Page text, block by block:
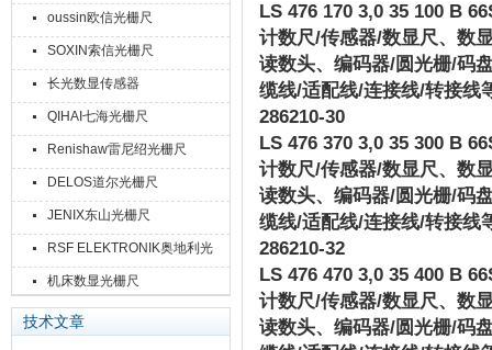
oussin欧信光栅尺
SOXIN索信光栅尺
长光数显传感器
QIHAI七海光栅尺
Renishaw雷尼绍光栅尺
DELOS道尔光栅尺
JENIX东山光栅尺
RSF ELEKTRONIK奥地利光
栅尺
机床数显光栅尺
技术文章
LS 476 170 3,0 35 100 B
计数尺/传感器/数显尺、数
读数头、编码器/圆光栅/码
缆线/适配线/连接线/转接线
286210-30
LS 476 370 3,0 35 300 B
计数尺/传感器/数显尺、数
读数头、编码器/圆光栅/码
缆线/适配线/连接线/转接线
286210-32
LS 476 470 3,0 35 400 B
计数尺/传感器/数显尺、数
读数头、编码器/圆光栅/码